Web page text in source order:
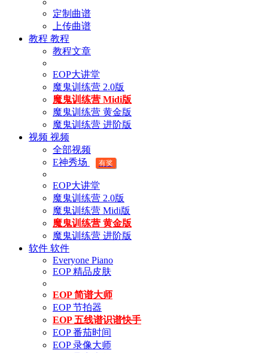
定制曲谱
上传曲谱
教程 教程
教程文章
EOP大讲堂
魔鬼训练营 2.0版
魔鬼训练营 Midi版
魔鬼训练营 黄金版
魔鬼训练营 进阶版
视频 视频
全部视频
E神秀场
有奖
EOP大讲堂
魔鬼训练营 2.0版
魔鬼训练营 Midi版
魔鬼训练营 黄金版
魔鬼训练营 进阶版
软件 软件
Everyone Piano
EOP 精品皮肤
EOP 简谱大师
EOP 节拍器
EOP 五线谱识谱快手
EOP 番茄时间
EOP 录像大师